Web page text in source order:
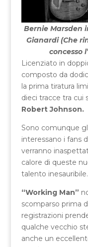
Bernie Marsden
Gianardi (Che
concesso
Licenziato in
composto da
la prima tiratura
dieci tracce tra cui
Robert Johnson.
Sono comunque
interessano i fans
verranno
calore di queste
talento inesauribile.
“Working Man”
scomparso prima
registrazioni
qualche vecchio
anche un